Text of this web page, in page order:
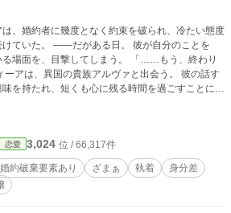
、婚約者に幾度となく約束を破られ、冷たい態度
彼が自分のことを
目撃してしまう。 「……もう、終わり
を持たれ、短くも心に残る時間を過ごすことに。
対しても塩対応のアルヴァ
、自ら距離を縮めてくる。 一方、“都合の
い始めて―― 「どうして、俺を見な
。
恋愛 3,024 位 / 66,317件
婚約破棄要素あり ざまぁ 執着
身分差